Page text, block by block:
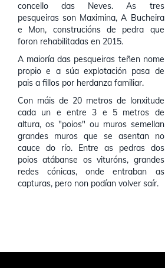
concello das Neves. As tres
pesqueiras son Maximina, A Bucheira
e Mon, construcións de pedra que
foron rehabilitadas en 2015.
A maioría das pesqueiras teñen nome
propio e a súa explotación pasa de
pais a fillos por herdanza familiar.
Con máis de 20 metros de lonxitude
cada un e entre 3 e 5 metros de
altura, os "poios" ou muros semellan
grandes muros que se asentan no
cauce do río. Entre as pedras dos
poios atábanse os vituróns, grandes
redes cónicas, onde entraban as
capturas, pero non podían volver saír.